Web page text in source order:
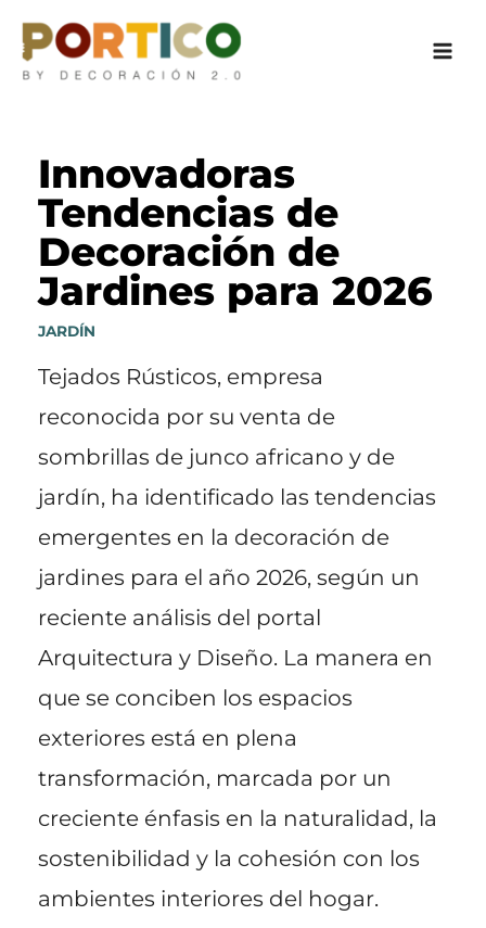
contenido
Innovadoras
Tendencias de
Decoración de
Jardines para 2026
JARDÍN
Tejados Rústicos, empresa
reconocida por su venta de
sombrillas de junco africano y de
jardín, ha identificado las tendencias
emergentes en la decoración de
jardines para el año 2026, según un
reciente análisis del portal
Arquitectura y Diseño. La manera en
que se conciben los espacios
exteriores está en plena
transformación, marcada por un
creciente énfasis en la naturalidad, la
sostenibilidad y la cohesión con los
ambientes interiores del hogar.